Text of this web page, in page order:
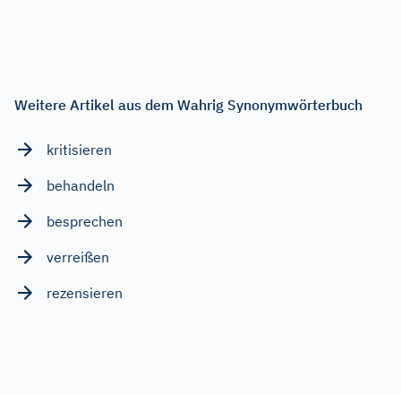
Weitere Artikel aus dem Wahrig Synonymwörterbuch
kritisieren
behandeln
besprechen
verreißen
rezensieren